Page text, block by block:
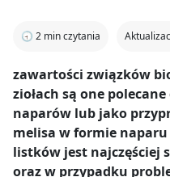
🕣 2 min czytania
zawartości związków
ziołach są one
naparów lub jako
melisa w formie naparu
listków jest najczęściej
oraz w przypadku